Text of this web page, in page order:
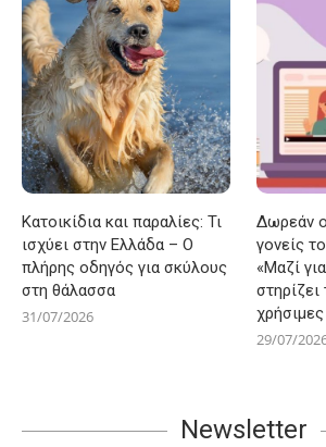
Κατοικίδια και παραλίες: Τι
ισχύει στην Ελλάδα – Ο
πλήρης οδηγός για σκύλους
στη θάλασσα
31/07/2026
Δωρεάν
γονείς
«Μαζί
στηρίζει
29/07/
Newsletter